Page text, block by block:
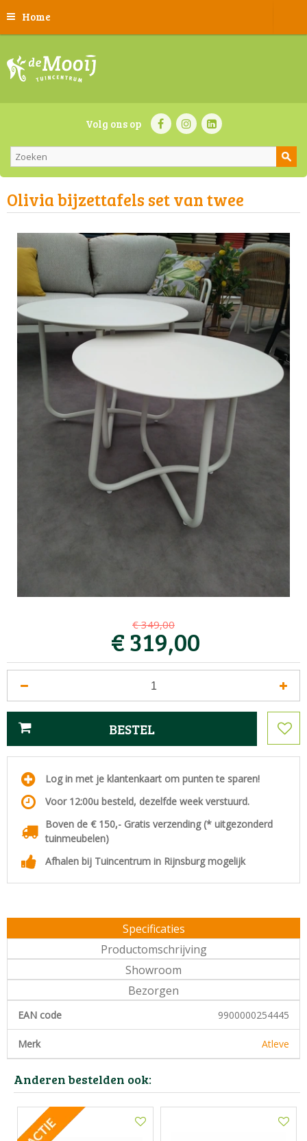
Home
Volg ons op
Olivia bijzettafels set van twee
€ 349,00
€319,00
Log in met je klantenkaart om punten te sparen!
Voor 12:00u besteld, dezelfde week verstuurd.
Boven de € 150,- Gratis verzending (* uitgezonderd
tuinmeubelen)
Afhalen bij Tuincentrum in Rijnsburg mogelijk
Specificaties
Productomschrijving
Showroom
Bezorgen
EAN code 9900000254445
Merk Atleve
Anderen bestelden ook: